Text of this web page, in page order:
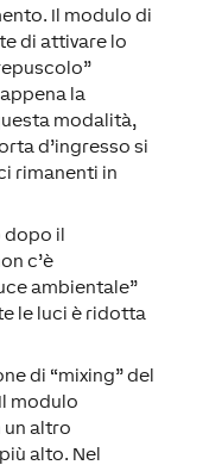
Il modulo di
di attivare lo
la
modalità,
d’ingresso si
rimanenti in
dopo il
c’è
ambientale”
le luci è ridotta
di “mixing” del
modulo
un altro
alto. Nel